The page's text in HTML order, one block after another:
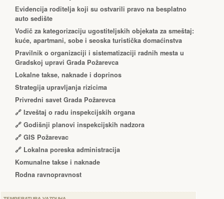
Еvidencija roditelja koji su ostvarili pravo na besplatno
auto sedište
Vodič za kategorizaciju ugostiteljskih objekata za smeštaj:
kuće, apartmani, sobe i seoska turistička domaćinstva
Pravilnik o organizaciji i sistematizaciji radnih mesta u
Gradskoj upravi Grada Požarevca
Lokalne takse, naknade i doprinos
Strategija upravljanja rizicima
Privredni savet Grada Požarevca
🔗 Izveštaj o radu inspekcijskih organa
🔗 Godišnji planovi inspekcijskih nadzora
🔗 GIS Požarevac
🔗 Lokalna poreska administracija
Komunalne takse i naknade
Rodna ravnopravnost